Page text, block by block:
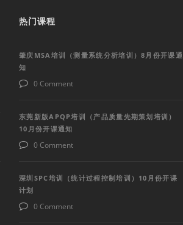
热门课程
肇庆MSA培训（测量系统分析培训）8月份开课通
知
0 Comment
东莞新版APQP培训（产品质量先期策划培训）
10月份开课通知
0 Comment
深圳SPC培训（统计过程控制培训）10月份开课
计划
0 Comment